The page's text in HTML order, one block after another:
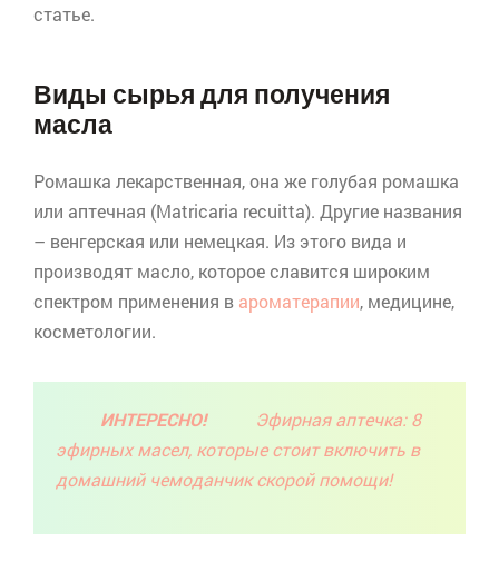
статье.
Виды сырья для получения
масла
Ромашка лекарственная, она же голубая ромашка
или аптечная (Matricaria recuitta). Другие названия
– венгерская или немецкая. Из этого вида и
производят масло, которое славится широким
спектром применения в ароматерапии, медицине,
косметологии.
ИНТЕРЕСНО!
Эфирная аптечка: 8
эфирных масел, которые стоит включить в
домашний чемоданчик скорой помощи!